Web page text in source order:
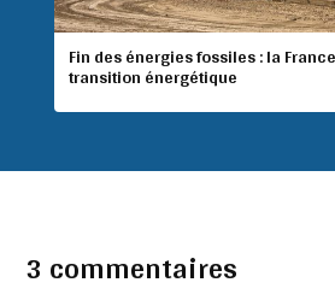
Fin des énergies fossiles : la
transition énergétique
3 commentaires